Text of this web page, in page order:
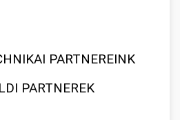
PARTNEREINK
PARTNEREK